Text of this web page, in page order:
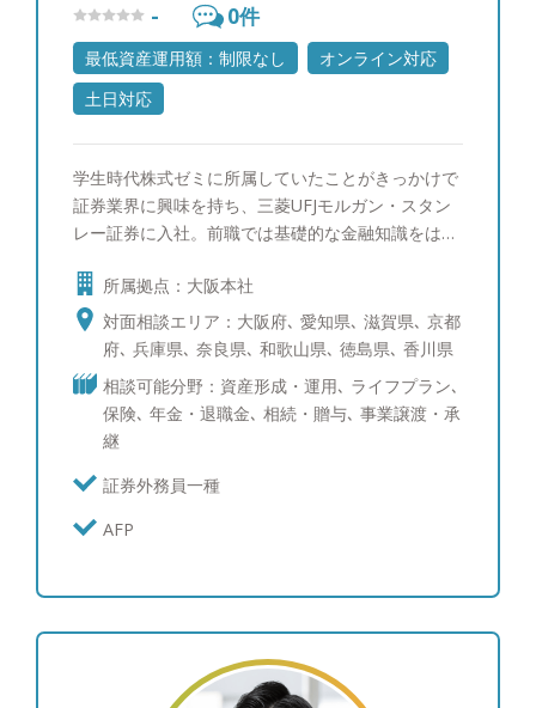
- 0件
最低資産運用額：制限なし
オンライン対応
土日対応
学生時代株式ゼミに所属していたことがきっかけで
証券業界に興味を持ち、三菱UFJモルガン・スタン
レー証券に入社。前職では基礎的な金融知識をはじ
当させて頂きました。在籍当時お客様から頂戴する
新規導入資金は累計で100億円を超え、シンガポー
ルとオーストラリアの海外研修等を経験。 IFAに転
じた後、現在の代表の山口の理念やお客様に対する
姿勢に感銘を受け、2018年にペレグリン・ウェル
ス・サービシズへ入社。 お客様へ提案ありきの関
係性は元々好きではなく、日々の会話などからのリ
レーションを強めていくことが大事であると考えて
頂けるような関係性が築けたときが、私がこの仕事
所属拠点：大阪本社
対面相談エリア：大阪府､ 愛知県､ 滋賀県､ 京都
府､ 兵庫県､ 奈良県､ 和歌山県､ 徳島県､ 香川県
相談可能分野：資産形成・運用､ ライフプラン､
保険､ 年金・退職金､ 相続・贈与､ 事業譲渡・承
継
証券外務員一種
AFP